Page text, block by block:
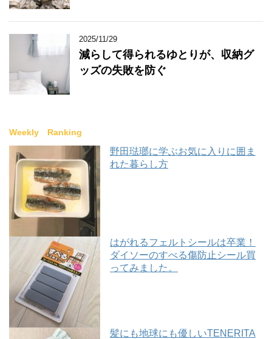
2025/11/29
減らして得られるゆとりが、収納グ
ッズの失敗を防ぐ
Weekly Ranking
野田琺瑯に学ぶお気に入りに囲ま
れた暮らし方
はがれるフェルトシールは卒業！
ダイソーのすべる傷防止シール買
ってみました。
髪にも地球にも優しいTENERITA